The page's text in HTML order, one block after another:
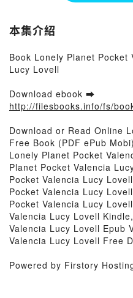
本集介紹
Book Lonely Planet Pocket
Lucy Lovell
Download ebook ➡
http://filesbooks.info/fs/
Download or Read Online
Free Book (PDF ePub
Lonely Planet Pocket
Planet Pocket Valencia
Pocket Valencia Lucy
Pocket Valencia Lucy
Pocket Valencia Lucy
Valencia Lucy Lovell
Valencia Lucy Lovell Epub
Valencia Lucy Lovell Free
Powered by Firstory